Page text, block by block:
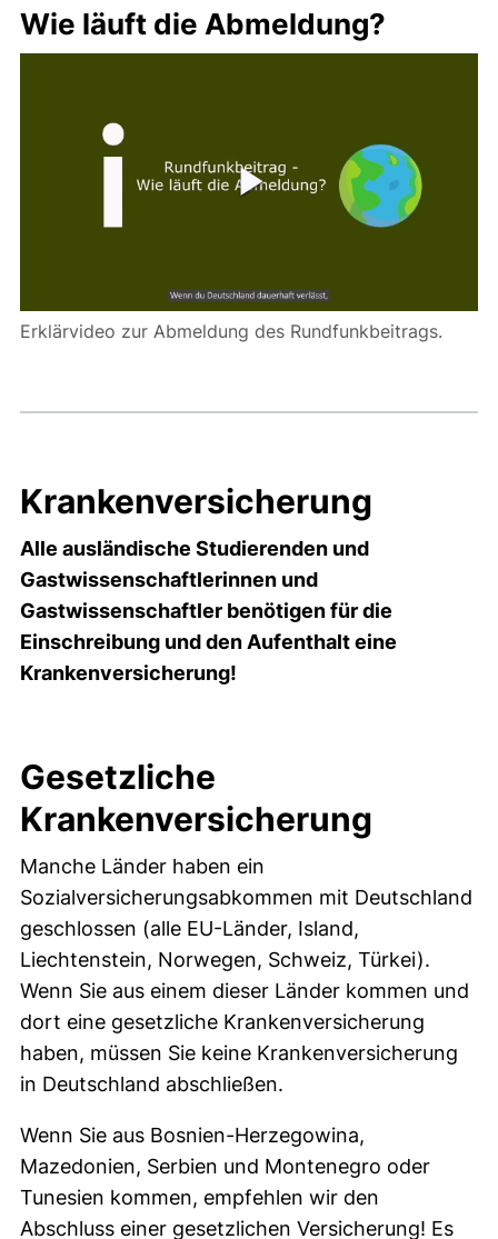
Wie läuft die Abmeldung?
Erklärvideo zur Abmeldung des Rundfunkbeitrags.
Krankenversicherung
Alle ausländische Studierenden und
Gastwissenschaftlerinnen und
Gastwissenschaftler benötigen für die
Einschreibung und den Aufenthalt eine
Krankenversicherung!
Gesetzliche
Krankenversicherung
Manche Länder haben ein
Sozialversicherungsabkommen mit Deutschland
geschlossen (alle EU-Länder, Island,
Liechtenstein, Norwegen, Schweiz, Türkei).
Wenn Sie aus einem dieser Länder kommen und
dort eine gesetzliche Krankenversicherung
haben, müssen Sie keine Krankenversicherung
in Deutschland abschließen.
Wenn Sie aus Bosnien-Herzegowina,
Mazedonien, Serbien und Montenegro oder
Tunesien kommen, empfehlen wir den
Abschluss einer gesetzlichen Versicherung! Es